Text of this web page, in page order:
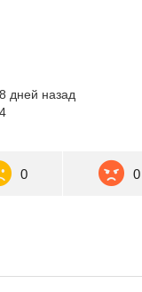
дней назад
0 0